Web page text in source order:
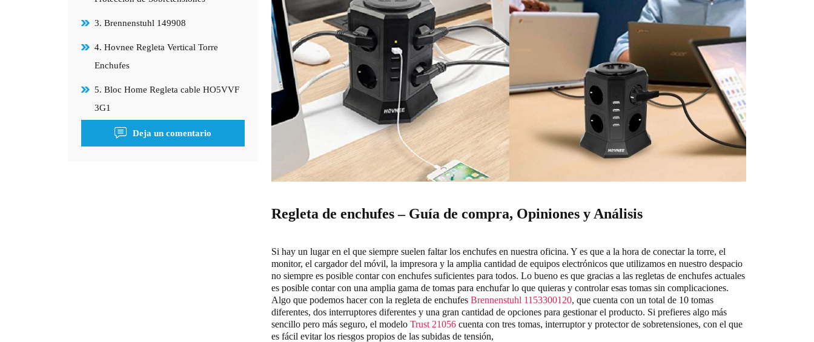
3. Brennenstuhl 149908
4. Hovnee Regleta Vertical Torre
Enchufes
5. Bloc Home Regleta cable HO5VVF
3G1
Deja un comentario
Regleta de enchufes – Guía de compra, Opiniones y Análisis
Si hay un lugar en el que siempre suelen faltar los enchufes en nuestra oficina. Y es que a la hora de conectar la torre, el
monitor, el cargador del móvil, la impresora y la amplia cantidad de equipos electrónicos que utilizamos en nuestro despacio
no siempre es posible contar con enchufes suficientes para todos. Lo bueno es que gracias a las regletas de enchufes actuales
es posible contar con una amplia gama de tomas para enchufar lo que quieras y controlar esas tomas sin complicaciones.
Algo que podemos hacer con la regleta de enchufesBrennenstuhl 1153300120, que cuenta con un total de 10 tomas
diferentes, dos interruptores diferentes y una gran cantidad de opciones para gestionar el producto. Si prefieres algo más
sencillo pero más seguro, el modeloTrust 21056 cuenta con tres tomas, interruptor y protector de sobretensiones, con el que
es fácil evitar los riesgos propios de las subidas de tensión,